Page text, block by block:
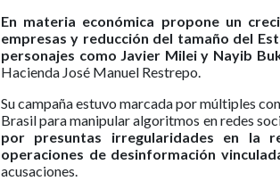
En materia económica propone un
empresas y reducción del tamaño del
personajes como Javier Milei y Nayib
Hacienda José Manuel Restrepo.
Su campaña estuvo marcada por múltiples
Brasil para manipular algoritmos en redes
por presuntas irregularidades en la
operaciones de desinformación
acusaciones.